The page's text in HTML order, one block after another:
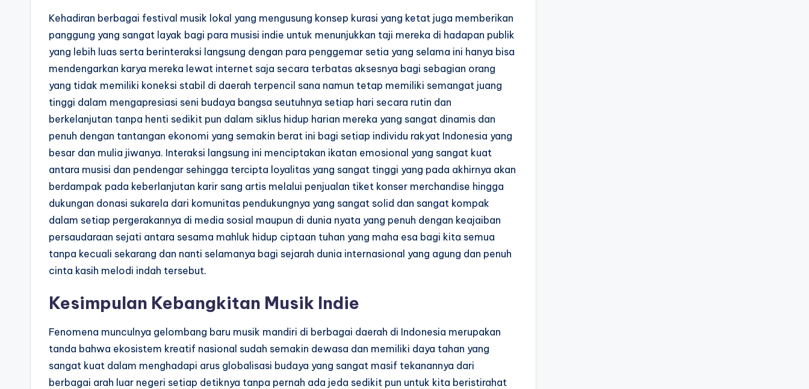
Kehadiran berbagai festival musik lokal yang mengusung konsep kurasi yang ketat juga memberikan
panggung yang sangat layak bagi para musisi indie untuk menunjukkan taji mereka di hadapan publik
yang lebih luas serta berinteraksi langsung dengan para penggemar setia yang selama ini hanya bisa
mendengarkan karya mereka lewat internet saja secara terbatas aksesnya bagi sebagian orang
yang tidak memiliki koneksi stabil di daerah terpencil sana namun tetap memiliki semangat juang
tinggi dalam mengapresiasi seni budaya bangsa seutuhnya setiap hari secara rutin dan
berkelanjutan tanpa henti sedikit pun dalam siklus hidup harian mereka yang sangat dinamis dan
penuh dengan tantangan ekonomi yang semakin berat ini bagi setiap individu rakyat Indonesia yang
besar dan mulia jiwanya. Interaksi langsung ini menciptakan ikatan emosional yang sangat kuat
antara musisi dan pendengar sehingga tercipta loyalitas yang sangat tinggi yang pada akhirnya akan
berdampak pada keberlanjutan karir sang artis melalui penjualan tiket konser merchandise hingga
dukungan donasi sukarela dari komunitas pendukungnya yang sangat solid dan sangat kompak
dalam setiap pergerakannya di media sosial maupun di dunia nyata yang penuh dengan keajaiban
persaudaraan sejati antara sesama mahluk hidup ciptaan tuhan yang maha esa bagi kita semua
tanpa kecuali sekarang dan nanti selamanya bagi sejarah dunia internasional yang agung dan penuh
cinta kasih melodi indah tersebut.
Kesimpulan Kebangkitan Musik Indie
Fenomena munculnya gelombang baru musik mandiri di berbagai daerah di Indonesia merupakan
tanda bahwa ekosistem kreatif nasional sudah semakin dewasa dan memiliki daya tahan yang
sangat kuat dalam menghadapi arus globalisasi budaya yang sangat masif tekanannya dari
berbagai arah luar negeri setiap detiknya tanpa pernah ada jeda sedikit pun untuk kita beristirahat